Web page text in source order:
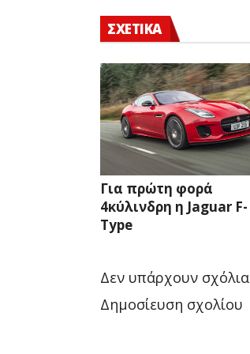
ΣΧΕΤΙΚΑ
Για πρώτη φορά
4κύλινδρη η Jaguar F-
Type
Δεν υπάρχουν σχόλια
Δημοσίευση σχολίου